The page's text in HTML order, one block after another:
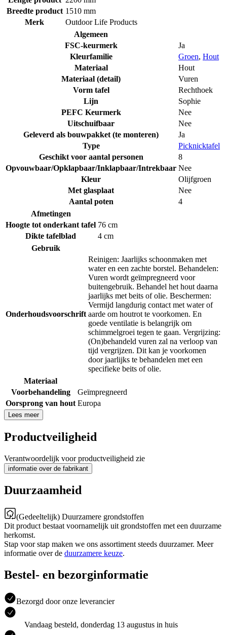
Breedte product 1510 mm
Merk
Outdoor Life Products
Algemeen
FSC-keurmerk
Ja
Kleurfamilie
Groen, Hout
Materiaal
Hout
Materiaal (detail)
Vuren
Vorm tafel
Rechthoek
Lijn
Sophie
PEFC Keurmerk
Nee
Uitschuifbaar
Nee
Geleverd als bouwpakket (te monteren)
Ja
Type
Picknicktafel
Geschikt voor aantal personen
8
Opvouwbaar/Opklapbaar/Inklapbaar/Intrekbaar Nee
Kleur
Olijfgroen
Met glasplaat
Nee
Aantal poten
4
Afmetingen
Hoogte tot onderkant tafel 76 cm
Dikte tafelblad
4 cm
Gebruik
Onderhoudsvoorschrift
Reinigen: Jaarlijks schoonmaken met
water en een zachte borstel. Behandelen:
Vuren wordt geïmpregneerd voor
buitengebruik. Behandel het hout daarna
jaarlijks met beits of olie. Beschermen:
Vermijd langdurig contact met water of
aarde om houtrot te voorkomen. En
goede ventilatie is belangrijk om
schimmelgroei tegen te gaan. Vergrijzing:
(On)behandeld vuren zal na verloop van
tijd vergrijzen. Dit kan je voorkomen
door jaarlijks te behandelen met een
specifieke beits of olie.
Materiaal
Voorbehandeling
Geïmpregneerd
Oorsprong van hout Europa
Lees meer
Productveiligheid
Verantwoordelijk voor productveiligheid zie
informatie over de fabrikant
Duurzaamheid
(Gedeeltelijk) Duurzamere grondstoffen
Dit product bestaat voornamelijk uit grondstoffen met een duurzame
herkomst.
Stap voor stap maken we ons assortiment steeds duurzamer. Meer
informatie over de duurzamere keuze.
Bestel- en bezorginformatie
Bezorgd door onze leverancier
Vandaag besteld, donderdag 13 augustus in huis